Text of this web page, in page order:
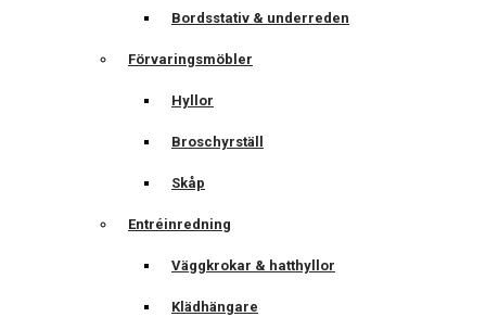
Bordsstativ & underreden
Förvaringsmöbler
Hyllor
Broschyrställ
Skåp
Entréinredning
Väggkrokar & hatthyllor
Klädhängare